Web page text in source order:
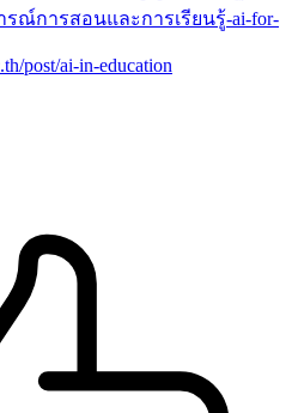
ณ์การสอนและการเรียนรู้-ai-for-
post/ai-in-education